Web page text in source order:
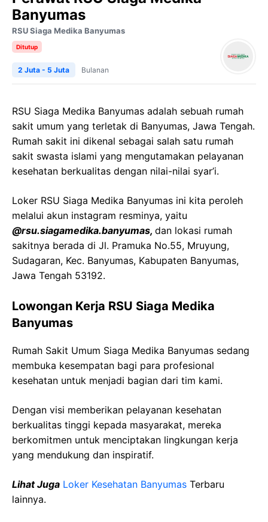
Banyumas
RSU Siaga Medika Banyumas
Ditutup
2 Juta - 5 Juta Bulanan
RSU Siaga Medika Banyumas adalah sebuah rumah
sakit umum yang terletak di Banyumas, Jawa Tengah.
Rumah sakit ini dikenal sebagai salah satu rumah
sakit swasta islami yang mengutamakan pelayanan
kesehatan berkualitas dengan nilai-nilai syar’i.
Loker RSU Siaga Medika Banyumas ini kita peroleh
melalui akun instagram resminya, yaitu
@rsu.siagamedika.banyumas, dan lokasi rumah
sakitnya berada di Jl. Pramuka No.55, Mruyung,
Sudagaran, Kec. Banyumas, Kabupaten Banyumas,
Jawa Tengah 53192.
Lowongan Kerja RSU Siaga Medika
Banyumas
Rumah Sakit Umum Siaga Medika Banyumas sedang
membuka kesempatan bagi para profesional
kesehatan untuk menjadi bagian dari tim kami.
Dengan visi memberikan pelayanan kesehatan
berkualitas tinggi kepada masyarakat, mereka
berkomitmen untuk menciptakan lingkungan kerja
yang mendukung dan inspiratif.
Lihat Juga Loker Kesehatan Banyumas Terbaru
lainnya.